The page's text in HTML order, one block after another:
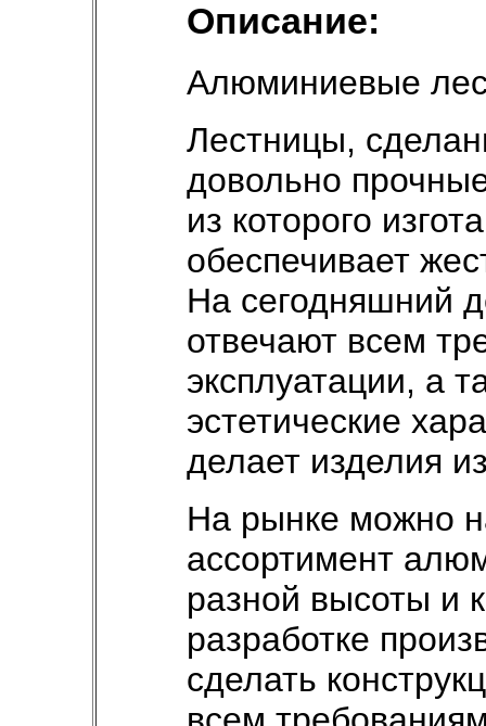
Описание:
Алюминиевые
Лестницы,
довольно
из которого
обеспечивает
На сегодняшний
отвечают всем
эксплуатации, а
эстетические
делает изделия
На рынке можно
ассортимент
разной высоты и
разработке
сделать